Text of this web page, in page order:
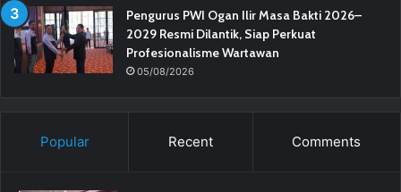
Pengurus PWI Ogan Ilir Masa Bakti 2026–
2029 Resmi Dilantik, Siap Perkuat
Profesionalisme Wartawan
05/08/2026
Popular Recent Comments